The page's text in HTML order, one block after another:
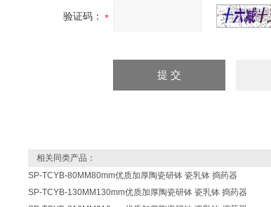
验证码：
相关同类产品：
SP-TCYB-80MM80mm优质加厚陶瓷研钵 瓷乳钵 捣药器
SP-TCYB-130MM130mm优质加厚陶瓷研钵 瓷乳钵 捣药器